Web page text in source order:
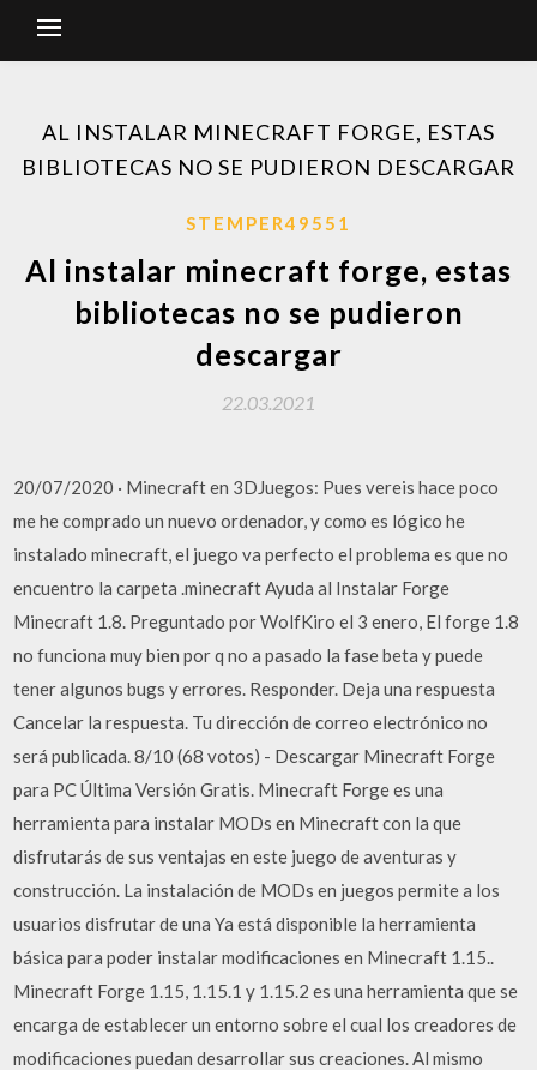
AL INSTALAR MINECRAFT FORGE, ESTAS
BIBLIOTECAS NO SE PUDIERON DESCARGAR
STEMPER49551
Al instalar minecraft forge, estas
bibliotecas no se pudieron
descargar
22.03.2021
20/07/2020 · Minecraft en 3DJuegos: Pues vereis hace poco
me he comprado un nuevo ordenador, y como es lógico he
instalado minecraft, el juego va perfecto el problema es que no
encuentro la carpeta .minecraft Ayuda al Instalar Forge
Minecraft 1.8. Preguntado por WolfKiro el 3 enero, El forge 1.8
no funciona muy bien por q no a pasado la fase beta y puede
tener algunos bugs y errores. Responder. Deja una respuesta
Cancelar la respuesta. Tu dirección de correo electrónico no
será publicada. 8/10 (68 votos) - Descargar Minecraft Forge
para PC Última Versión Gratis. Minecraft Forge es una
herramienta para instalar MODs en Minecraft con la que
disfrutarás de sus ventajas en este juego de aventuras y
construcción. La instalación de MODs en juegos permite a los
usuarios disfrutar de una Ya está disponible la herramienta
básica para poder instalar modificaciones en Minecraft 1.15..
Minecraft Forge 1.15, 1.15.1 y 1.15.2 es una herramienta que se
encarga de establecer un entorno sobre el cual los creadores de
modificaciones puedan desarrollar sus creaciones. Al mismo